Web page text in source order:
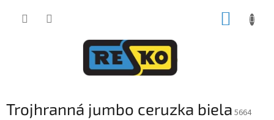
Trojhranná jumbo ceruzka biela 5664